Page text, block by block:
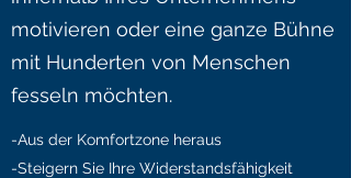
motivieren oder eine ganze Bühne
mit Hunderten von Menschen
fesseln möchten.
-Aus der Komfortzone heraus
-Steigern Sie Ihre Widerstandsfähigkeit